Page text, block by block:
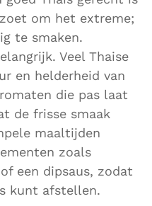
om het extreme;
te smaken.
Veel Thaise
en helderheid van
die pas laat
de frisse smaak
maaltijden
zoals
een dipsaus, zodat
kunt afstellen.